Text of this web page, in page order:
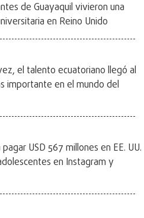
de Guayaquil vivieron una
en Reino Unido
el talento ecuatoriano llegó al
importante en el mundo del
USD 567 millones en EE. UU.
en Instagram y